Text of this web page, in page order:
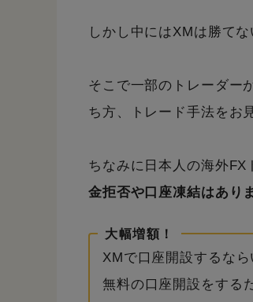
しかし中にはXMは勝て
そこで一部のトレーダー
ち方、トレード手法をお
ちなみに日本人の海外FX
金拒否や口座凍結はあり
大幅増額！
XMで口座開設するなら
無料の口座開設をする